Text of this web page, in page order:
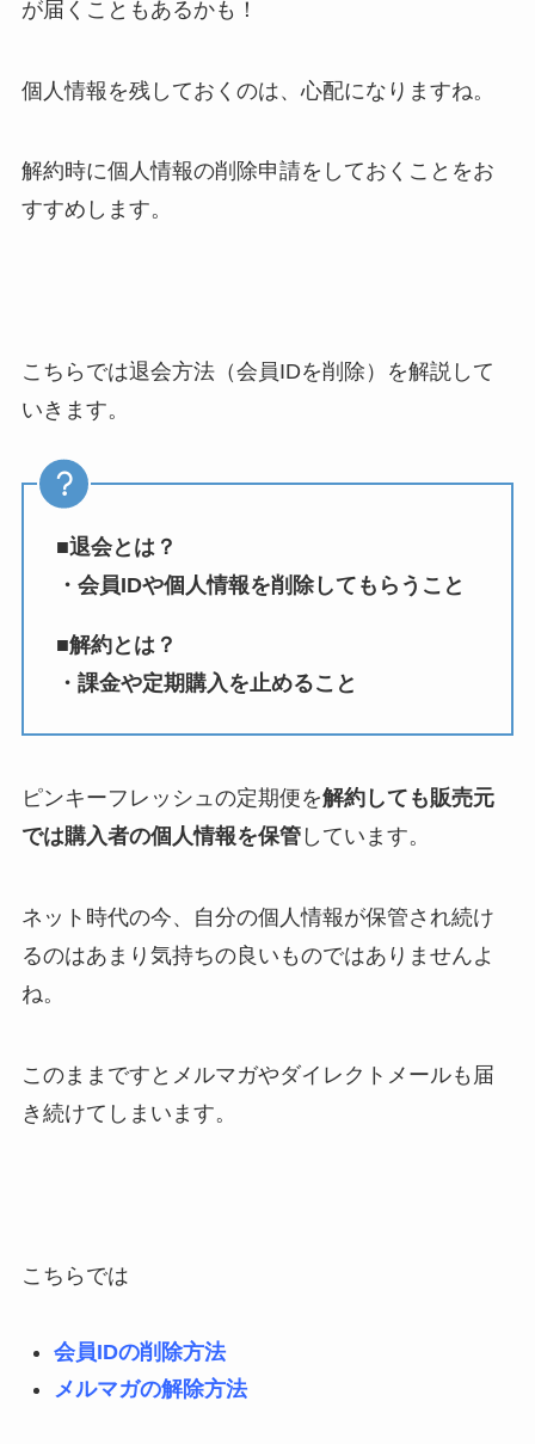
が届くこともあるかも！
個人情報を残しておくのは、心配になりますね。
解約時に個人情報の削除申請をしておくことをお
すすめします。
こちらでは退会方法（会員IDを削除）を解説して
いきます。
■退会とは？
・会員IDや個人情報を削除してもらうこと
■解約とは？
・課金や定期購入を止めること
ピンキーフレッシュの定期便を解約しても販売元
では購入者の個人情報を保管しています。
ネット時代の今、自分の個人情報が保管され続け
るのはあまり気持ちの良いものではありませんよ
ね。
このままですとメルマガやダイレクトメールも届
き続けてしまいます。
こちらでは
会員IDの削除方法
メルマガの解除方法